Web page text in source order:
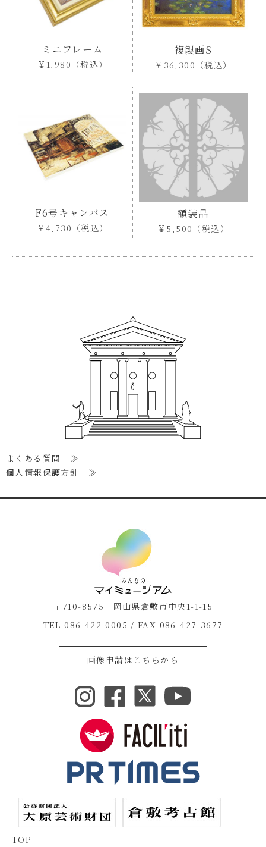
ミニフレーム
￥1,980（税込）
複製画S
￥36,300（税込）
F6号キャンバス
￥4,730（税込）
額装品
￥5,500（税込）
よくある質問 ≫
個人情報保護方針 ≫
〒710-8575 岡山県倉敷市中央1-1-15
TEL 086-422-0005 / FAX 086-427-3677
画像申請はこちらから
TOP